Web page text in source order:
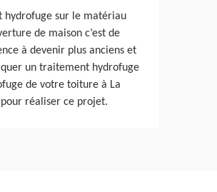
hydrofuge sur le matériau
de maison c’est de
à devenir plus anciens et
un traitement hydrofuge
de votre toiture à La
réaliser ce projet.